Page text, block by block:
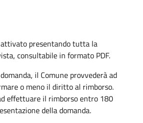
presentando tutta la
consultabile in formato PDF.
il Comune provvederà ad
o meno il diritto al rimborso.
effettuare il rimborso entro 180
della domanda.